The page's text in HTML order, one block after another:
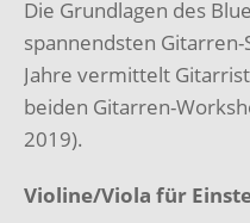
Die Grundlagen des
spannendsten
Jahre vermittelt
beiden Gitarren-
2019).
Violine/Viola für